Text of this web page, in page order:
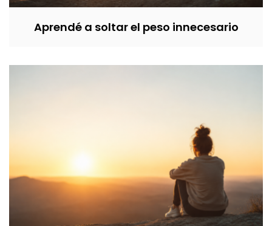
Aprendé a soltar el peso innecesario